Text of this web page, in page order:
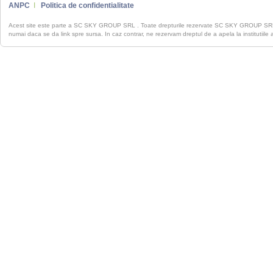
ANPC
Politica de confidentialitate
Acest site este parte a SC SKY GROUP SRL . Toate drepturile rezervate SC SKY GROUP
numai daca se da link spre sursa. In caz contrar, ne rezervam dreptul de a apela la institutiile